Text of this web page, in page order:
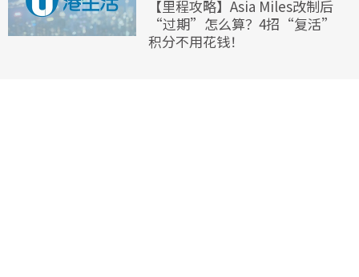
【里程攻略】Asia Miles改制后
“过期”怎么算？4招“复活”
积分不用花钱！